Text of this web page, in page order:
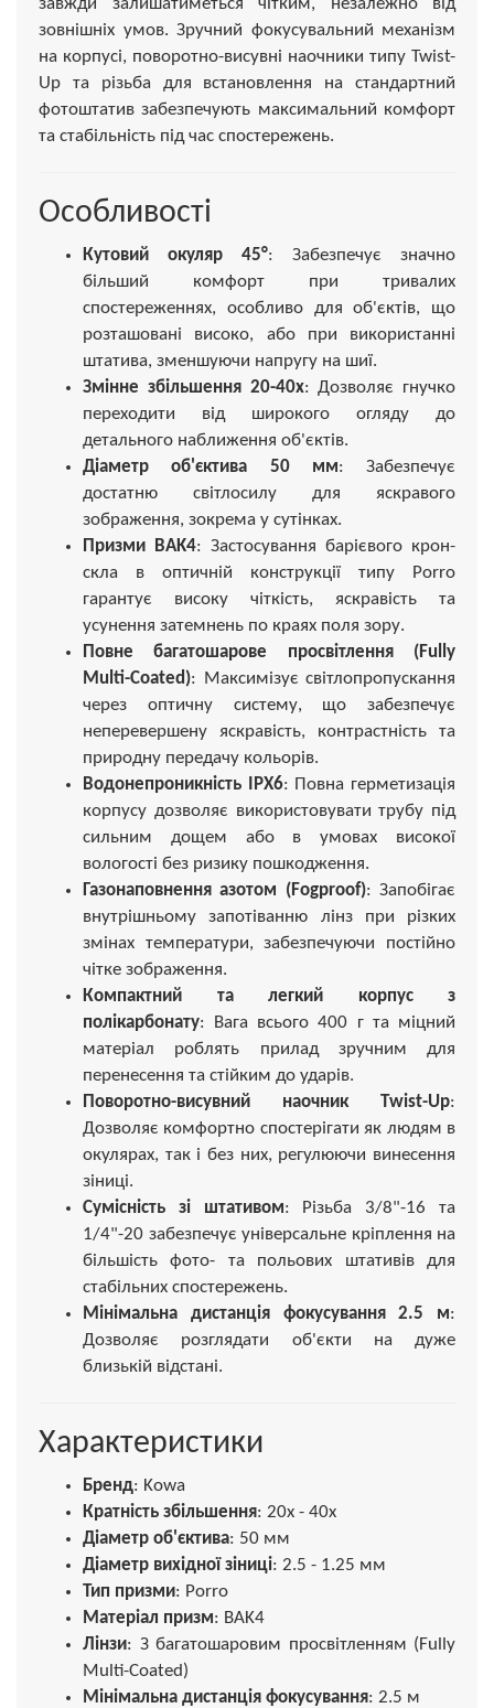
зовнішніх умов. Зручний фокусувальний механізм
на корпусі, поворотно-висувні наочники типу Twist-
Up та різьба для встановлення на стандартний
фотоштатив забезпечують максимальний комфорт
та стабільність під час спостережень.
Особливості
Кутовий окуляр 45°: Забезпечує значно
більший комфорт при тривалих
спостереженнях, особливо для об'єктів, що
розташовані високо, або при використанні
штатива, зменшуючи напругу на шиї.
Змінне збільшення 20-40x: Дозволяє гнучко
переходити від широкого огляду до
детального наближення об'єктів.
Діаметр об'єктива 50 мм: Забезпечує
достатню світлосилу для яскравого
зображення, зокрема у сутінках.
Призми BAK4: Застосування барієвого крон-
скла в оптичній конструкції типу Porro
гарантує високу чіткість, яскравість та
усунення затемнень по краях поля зору.
Повне багатошарове просвітлення (Fully
Multi-Coated): Максимізує світлопропускання
через оптичну систему, що забезпечує
неперевершену яскравість, контрастність та
природну передачу кольорів.
Водонепроникність IPX6: Повна герметизація
корпусу дозволяє використовувати трубу під
сильним дощем або в умовах високої
вологості без ризику пошкодження.
Газонаповнення азотом (Fogproof): Запобігає
внутрішньому запотіванню лінз при різких
змінах температури, забезпечуючи постійно
чітке зображення.
Компактний та легкий корпус з
полікарбонату: Вага всього 400 г та міцний
матеріал роблять прилад зручним для
перенесення та стійким до ударів.
Поворотно-висувний наочник Twist-Up:
Дозволяє комфортно спостерігати як людям в
окулярах, так і без них, регулюючи винесення
зіниці.
Сумісність зі штативом: Різьба 3/8"-16 та
1/4"-20 забезпечує універсальне кріплення на
більшість фото- та польових штативів для
стабільних спостережень.
Мінімальна дистанція фокусування 2.5 м:
Дозволяє розглядати об'єкти на дуже
близькій відстані.
Характеристики
Бренд: Kowa
Кратність збільшення: 20x - 40x
Діаметр об'єктива: 50 мм
Діаметр вихідної зіниці: 2.5 - 1.25 мм
Тип призми: Porro
Матеріал призм: BAK4
Лінзи: З багатошаровим просвітленням (Fully
Multi-Coated)
Мінімальна дистанція фокусування: 2.5 м